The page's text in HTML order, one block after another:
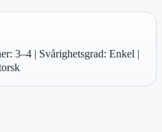
3–4 | Svårighetsgrad: Enkel |